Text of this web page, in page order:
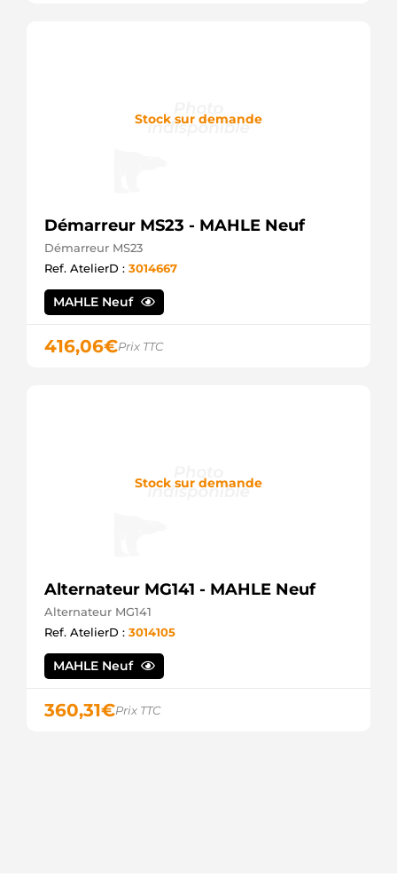
Stock sur demande
Démarreur MS23 - MAHLE Neuf
Démarreur MS23
Ref. AtelierD : 3014667
MAHLE Neuf
416,06€Prix TTC
Stock sur demande
Alternateur MG141 - MAHLE Neuf
Alternateur MG141
Ref. AtelierD : 3014105
MAHLE Neuf
360,31€Prix TTC